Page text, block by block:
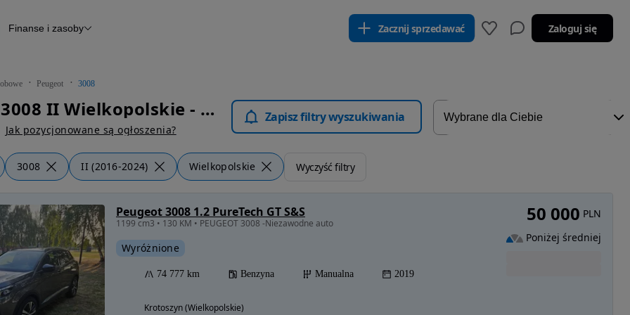
Raport z inspekcji
Otomoto News
Finanse i zasoby Zacznij sprzedawać Zaloguj się
Peugeot 3008
Peugeot 3008 II Wielkopolskie - Samochody Osobowe
Jak pozycjonowane są ogłoszenia?
Zapisz filtry wyszukiwania
3008 II (2016-2024) Wielkopolskie Wyczyść filtry
Peugeot 3008 1.2 PureTech GT S&S
1199 cm3 • 130 KM • PEUGEOT 3008 -Niezawodne auto
Wyróżnione
74 777 km Benzyna Manualna 2019
Krotoszyn (Wielkopolskie)
50 000 PLN
Poniżej średniej